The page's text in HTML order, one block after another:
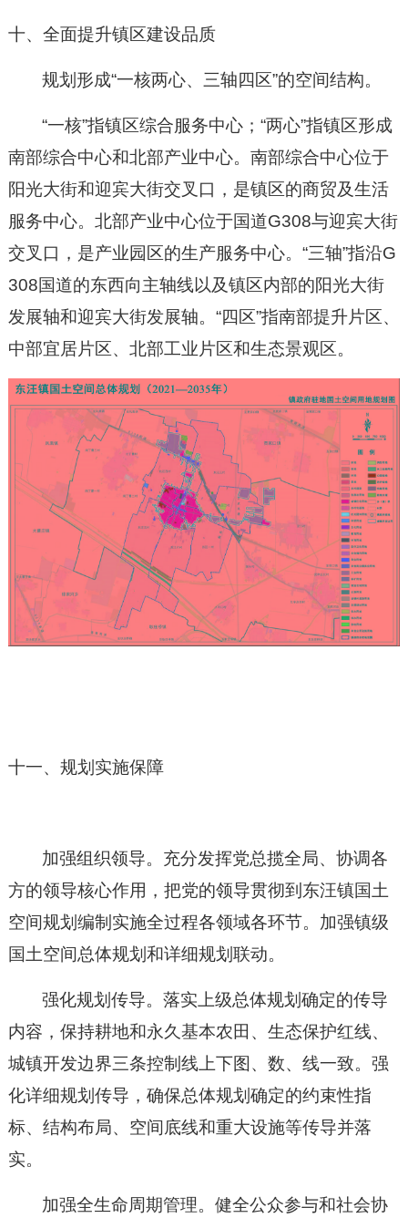
十、全面提升镇区建设品质
规划形成“一核两心、三轴四区”的空间结构。
“一核”指镇区综合服务中心； “两心”指镇区形成
南部综合中心和北部产业中心。南部综合中心位于
阳光大街和迎宾大街交叉口，是镇区的商贸及生活
服务中心。北部产业中心位于国道G308与迎宾大街
交叉口，是产业园区的生产服务中心。 “三轴”指沿G
308国道的东西向主轴线以及镇区内部的阳光大街
发展轴和迎宾大街发展轴。 “四区”指南部提升片区 、
中部宜居片区 、北部工业片区和生态景观区 。
十一、规划实施保障
加强组织领导。充分发挥党总揽全局、协调各
方的领导核心作用，把党的领导贯彻到东汪镇国土
空间规划编制实施全过程各领域各环节。加强镇级
国土空间总体规划和详细规划联动。
强化规划传导。落实上级总体规划确定的传导
内容，保持耕地和永久基本农田、生态保护红线、
城镇开发边界三条控制线上下图、数、线一致。强
化详细规划传导，确保总体规划确定的约束性指
标、结构布局、空间底线和重大设施等传导并落
实。
加强全生命周期管理。健全公众参与和社会协